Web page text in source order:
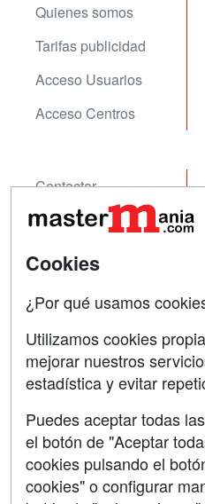
Quienes somos
Tarifas publicidad
Acceso Usuarios
Acceso Centros
Contactar
Confidencialidad
Aviso legal
Grupo formazion:
Cookies
¿Por qué usamos
Utilizamos cookies
mejorar nuestros
estadística y evitar
Puedes aceptar todas
el botón de "Aceptar
cookies pulsando el
cookies" o configurar